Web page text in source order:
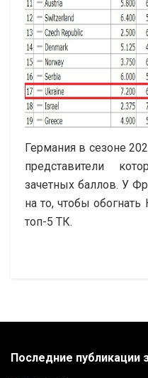
Германия в сезоне
представители
зачетных баллов. У
на то, чтобы
топ-5 ТК.
Последние публикации